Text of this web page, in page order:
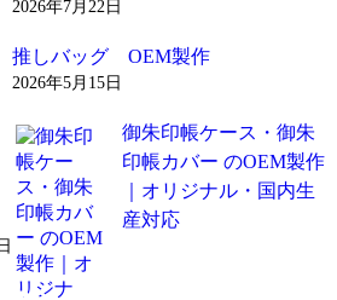
2026年7月22日
推しバッグ OEM製作
2026年5月15日
御朱印帳ケース・御朱
印帳カバー のOEM製作
｜オリジナル・国内生
産対応